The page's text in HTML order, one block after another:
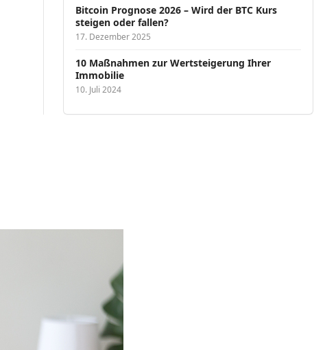
Bitcoin Prognose 2026 – Wird der BTC Kurs
steigen oder fallen?
17. Dezember 2025
10 Maßnahmen zur Wertsteigerung Ihrer
Immobilie
10. Juli 2024